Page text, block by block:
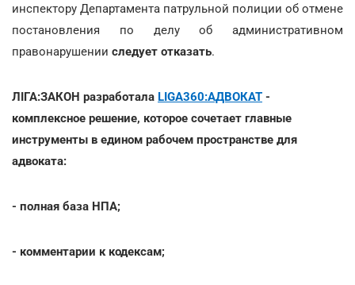
инспектору Департамента патрульной полиции об отмене
постановления по делу об административном
правонарушении следует отказать.
ЛІГА:ЗАКОН разработала LIGA360:АДВОКАТ -
комплексное решение, которое сочетает главные
инструменты в едином рабочем пространстве для
адвоката:
- полная база НПА;
- комментарии к кодексам;